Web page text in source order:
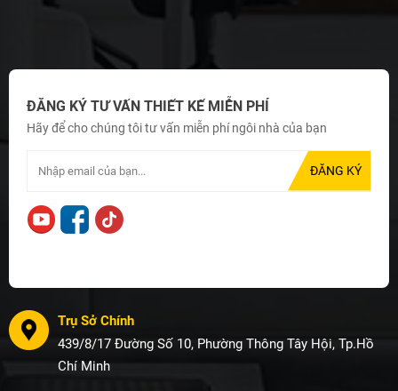
ĐĂNG KÝ TƯ VẤN THIẾT KẾ MIỄN PHÍ
Hãy để cho chúng tôi tư vấn miễn phí ngôi nhà của bạn
Trụ Sở Chính
439/8/17 Đường Số 10, Phường Thông Tây Hội, Tp.Hồ
Chí Minh